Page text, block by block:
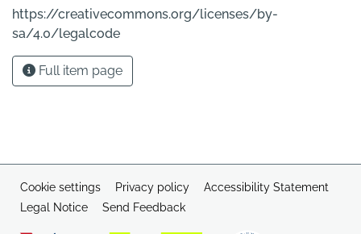
https://creativecommons.org/licenses/by-
sa/4.0/legalcode
Full item page
Cookie settings Privacy policy
Accessibility Statement
Legal Notice
Send Feedback